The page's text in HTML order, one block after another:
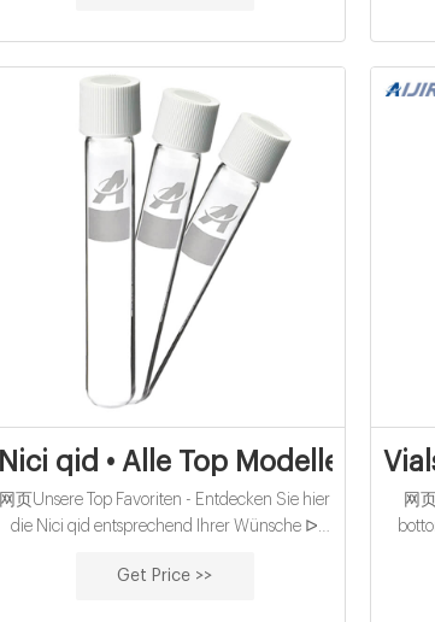
Sieger ᐅ Jetzt
Nici qid • Alle Top Modelle im
网页Unsere Top Favoriten - Entdecken Sie hier
die Nici qid entsprechend Ihrer Wünsche ᐅ
Kaufratgeber Die besten Produkte Beste
Get Price >>
网